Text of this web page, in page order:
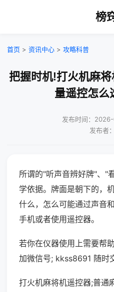
榜
首页 > 资讯中心 > 攻略科普
把握时机!打火机麻
量遥控怎么
发布时间：
发布者
所谓的"听声音辨好牌"、"
学依据。牌面是朝下的，
什么，怎么可能通过声音
手机或者使用遥控器。
若你在仪器使用上需要帮
加微信号; kkss8691 随时
打火机麻将机遥控器;普通